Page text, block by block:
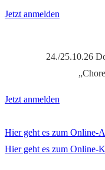
Jetzt anmelden
24./25.10.26
Jetzt anmelden
Hier geht es zum Online-
Hier geht es zum Online-